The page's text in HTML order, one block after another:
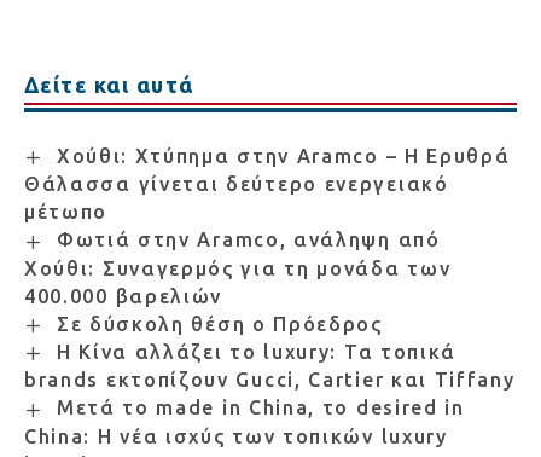
Δείτε και αυτά
Χούθι: Χτύπημα στην Aramco – Η Ερυθρά
Θάλασσα γίνεται δεύτερο ενεργειακό
μέτωπο
Φωτιά στην Aramco, ανάληψη από
Χούθι: Συναγερμός για τη μονάδα των
400.000 βαρελιών
Σε δύσκολη θέση ο Πρόεδρος
Η Κίνα αλλάζει το luxury: Τα τοπικά
brands εκτοπίζουν Gucci, Cartier και Tiffany
Μετά το made in China, το desired in
China: Η νέα ισχύς των τοπικών luxury